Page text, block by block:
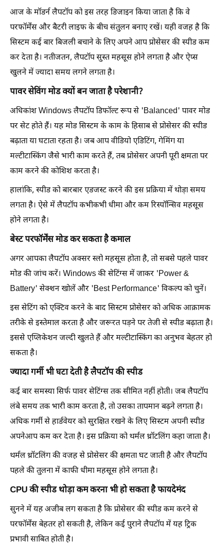
आज के मॉडर्न लैपटॉप को इस तरह डिजाइन किया जाता है कि वे
परफॉर्मेंस और बैटरी लाइफ के बीच संतुलन बनाए रखें। यही वजह है कि
सिस्टम कई बार बिजली बचाने के लिए अपने आप प्रोसेसर की स्पीड कम
कर देता है। नतीजतन, लैपटॉप सुस्त महसूस होने लगता है और ऐप्स
खुलने में ज्यादा समय लगने लगता है।
पावर सेविंग मोड क्यों बन जाता है परेशानी?
अधिकांश Windows लैपटॉप डिफॉल्ट रूप से 'Balanced' पावर मोड
पर सेट होते हैं। यह मोड सिस्टम के काम के हिसाब से प्रोसेसर की स्पीड
बढ़ाता या घटाता रहता है। जब आप वीडियो एडिटिंग, गेमिंग या
मल्टीटास्किंग जैसे भारी काम करते हैं, तब प्रोसेसर अपनी पूरी क्षमता पर
काम करने की कोशिश करता है।
हालांकि, स्पीड को बारबार एडजस्ट करने की इस प्रक्रिया में थोड़ा समय
लगता है। ऐसे में लैपटॉप कभीकभी धीमा और कम रिस्पॉन्सिव महसूस
होने लगता है।
बेस्ट परफॉर्मेंस मोड कर सकता है कमाल
अगर आपका लैपटॉप अक्सर स्लो महसूस होता है, तो सबसे पहले पावर
मोड की जांच करें। Windows की सेटिंग्स में जाकर 'Power &
Battery' सेक्शन खोलें और 'Best Performance' विकल्प को चुनें।
इस सेटिंग को एक्टिव करने के बाद सिस्टम प्रोसेसर को अधिक आक्रामक
तरीके से इस्तेमाल करता है और जरूरत पड़ने पर तेजी से स्पीड बढ़ाता है।
इससे एप्लिकेशन जल्दी खुलते हैं और मल्टीटास्किंग का अनुभव बेहतर हो
सकता है।
ज्यादा गर्मी भी घटा देती है लैपटॉप की स्पीड
कई बार समस्या सिर्फ पावर सेटिंग्स तक सीमित नहीं होती। जब लैपटॉप
लंबे समय तक भारी काम करता है, तो उसका तापमान बढ़ने लगता है।
अधिक गर्मी से हार्डवेयर को सुरक्षित रखने के लिए सिस्टम अपनी स्पीड
अपनेआप कम कर देता है। इस प्रक्रिया को थर्मल थ्रॉटलिंग कहा जाता है।
थर्मल थ्रॉटलिंग की वजह से प्रोसेसर की क्षमता घट जाती है और लैपटॉप
पहले की तुलना में काफी धीमा महसूस होने लगता है।
CPU की स्पीड थोड़ा कम करना भी हो सकता है फायदेमंद
सुनने में यह अजीब लग सकता है कि प्रोसेसर की स्पीड कम करने से
परफॉर्मेंस बेहतर हो सकती है, लेकिन कई पुराने लैपटॉप में यह ट्रिक
प्रभावी साबित होती है।